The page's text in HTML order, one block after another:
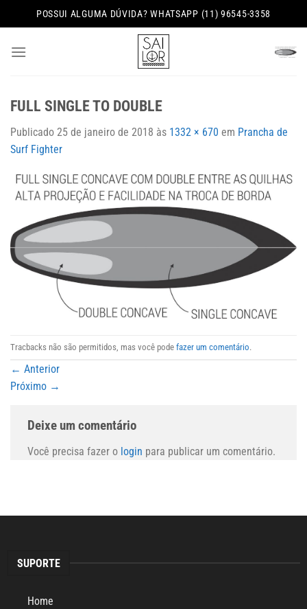
to
POSSUI ALGUMA DÚVIDA? WHATSAPP (11) 96545-3358
FULL SINGLE TO DOUBLE
Publicado 25 de janeiro de 2018 às 1332 × 670 em Prancha de
Surf Fighter
Tracbacks não são permitidos, mas você pode fazer um comentário.
← Anterior
Próximo →
Deixe um comentário
Você precisa fazer o login para publicar um comentário.
SUPORTE
Home